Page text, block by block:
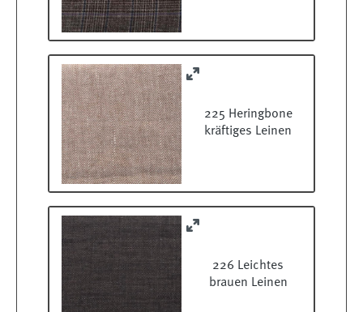
225 Heringbone
kräftiges Leinen
226 Leichtes
brauen Leinen